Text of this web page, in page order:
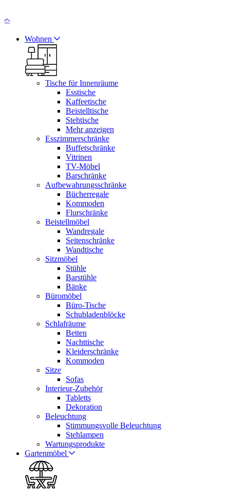
Wohnen
Tische für Innenräume
Esstische
Kaffeetische
Beistelltische
Stehtische
Mehr anzeigen
Esszimmerschränke
Buffetschränke
Vitrinen
TV-Möbel
Barschränke
Aufbewahrungsschränke
Bücherregale
Kommoden
Flurschränke
Beistellmöbel
Wandregale
Seitenschränke
Wandtische
Sitzmöbel
Stühle
Barstühle
Bänke
Büromöbel
Büro-Tische
Schubladenblöcke
Schlafräume
Betten
Nachttische
Kleiderschränke
Kommoden
Sitze
Sofas
Interieur-Zubehör
Tabletts
Dekoration
Beleuchtung
Stimmungsvolle Beleuchtung
Stehlampen
Wartungsprodukte
Gartenmöbel